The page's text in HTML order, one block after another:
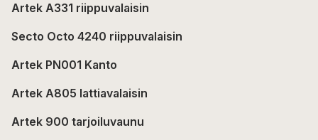
Artek A331 riippuvalaisin
Secto Octo 4240 riippuvalaisin
Artek PN001 Kanto
Artek A805 lattiavalaisin
Artek 900 tarjoiluvaunu